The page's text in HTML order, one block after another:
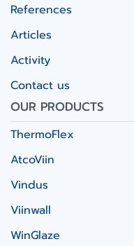
References
Articles
Activity
Contact us
OUR PRODUCTS
ThermoFlex
AtcoViin
Vindus
Viinwall
WinGlaze